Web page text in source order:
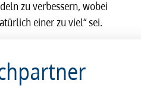
zu verbessern, wobei
einer zu viel“ sei.